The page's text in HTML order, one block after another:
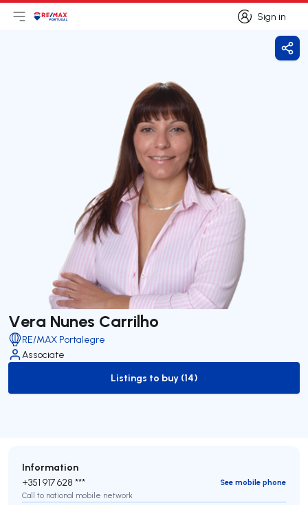
Sign in
Sign in
Open main menu
LogoGo to homepage
Vera Nunes Carrilho
RE/MAX Portalegre
Associate
to-buy-listing
Listings to buy (14)
Information
+351 917 628 ***
See mobile phone
Call to national mobile network